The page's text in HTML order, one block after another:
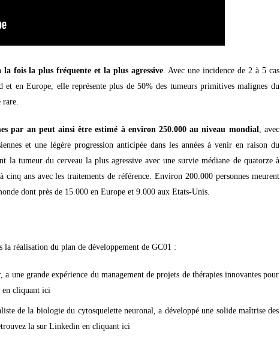
fois la plus fréquente et la plus agressive . Avec une incidence de 2 à 5 cas
et en Europe, elle représente plus de 50% des tumeurs primitives malignes du
par an peut ainsi être estimé à environ 250.000 au niveau mondial
, avec
et une légère progression anticipée dans les années à venir en raison du
la tumeur du cerveau la plus agressive avec une survie médiane de quatorze à
ans avec les traitements de référence. Environ 200.000 personnes meurent
dont près de 15.000 en Europe et 9.000 aux Etats-Unis.
la réalisation du plan de développement de GC01 :
une grande expérience du management de projets de thérapies innovantes pour
en cliquant ici
de la biologie du cytosquelette neuronal, a développé une solide maîtrise des
la sur Linkedin en cliquant ici